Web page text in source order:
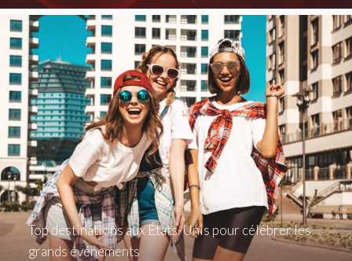
Top destinations aux États-Unis pour célébrer les
grands événements